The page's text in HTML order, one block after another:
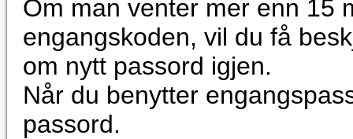
Om man venter mer enn 15
engangskoden, vil du få
om nytt passord igjen.
Når du benytter
passord.